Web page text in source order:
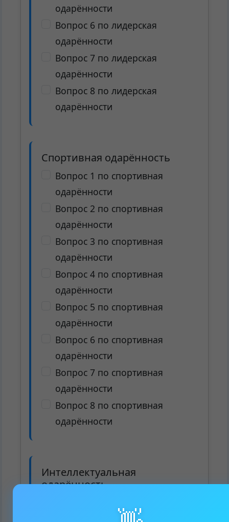
одарённости
Вопрос 6 по лидерская
одарённости
Вопрос 7 по лидерская
одарённости
Вопрос 8 по лидерская
одарённости
Спортивная одарённость
Вопрос 1 по спортивная
одарённости
Вопрос 2 по спортивная
одарённости
Вопрос 3 по спортивная
одарённости
Вопрос 4 по спортивная
одарённости
Вопрос 5 по спортивная
одарённости
Вопрос 6 по спортивная
одарённости
Вопрос 7 по спортивная
одарённости
Вопрос 8 по спортивная
одарённости
Интеллектуальная
одарённость
интеллектуальная